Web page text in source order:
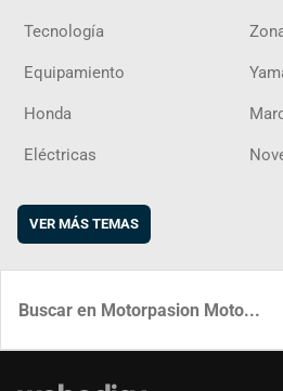
Tecnología
Equipamiento
Honda
Eléctricas
VER MÁS TEMAS